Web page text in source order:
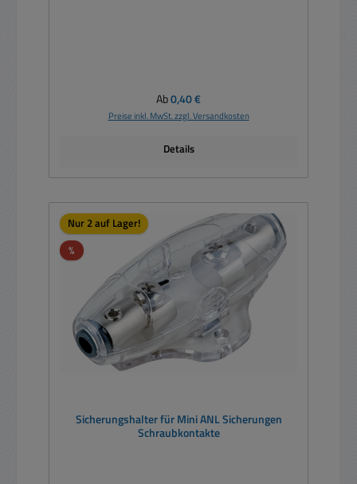
Regulärer Preis:
Ab0,40 €
Preise inkl. MwSt. zzgl. Versandkosten
Details
Nur 2 auf Lager!
%Rabatt
Sicherungshalter für Mini ANL Sicherungen
Schraubkontakte